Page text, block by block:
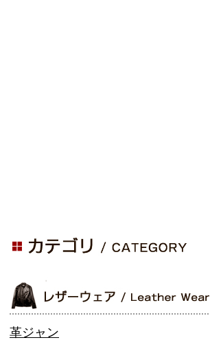
革ジャン